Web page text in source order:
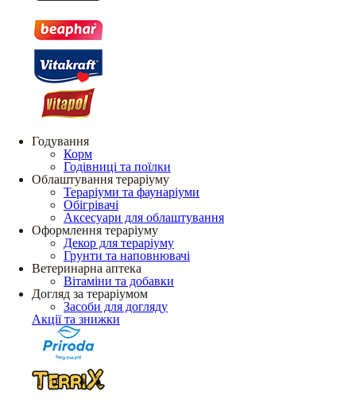
Годування
Корм
Годівниці та поїлки
Облаштування тераріуму
Тераріуми та фаунаріуми
Обігрівачі
Аксесуари для облаштування
Оформлення тераріуму
Декор для тераріуму
Грунти та наповнювачі
Ветеринарна аптека
Вітаміни та добавки
Догляд за тераріумом
Засоби для догляду
Акції та знижки